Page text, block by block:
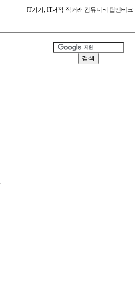
IT기기, IT서적 직거래 컴뮤니티 팁엔테크